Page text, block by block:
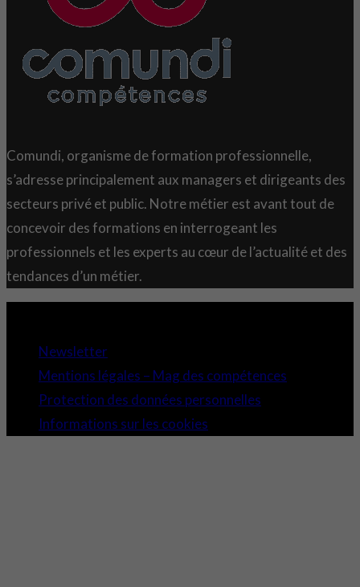
Comundi, organisme de formation professionnelle,
s’adresse principalement aux managers et dirigeants des
secteurs privé et public. Notre métier est avant tout de
concevoir des formations en interrogeant les
professionnels et les experts au cœur de l’actualité et des
tendances d’un métier.
Newsletter
Mentions légales – Mag des compétences
Protection des données personnelles
Informations sur les cookies